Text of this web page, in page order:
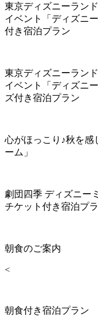
東京ディズニーラン
イベント「ディズニ
付き宿泊プラン
東京ディズニーラン
イベント「ディズニ
ズ付き宿泊プラン
心がほっこり♪秋を感
ーム」
劇団四季 ディズニー
チケット付き宿泊プ
朝食のご案内
<
朝食付き宿泊プラン